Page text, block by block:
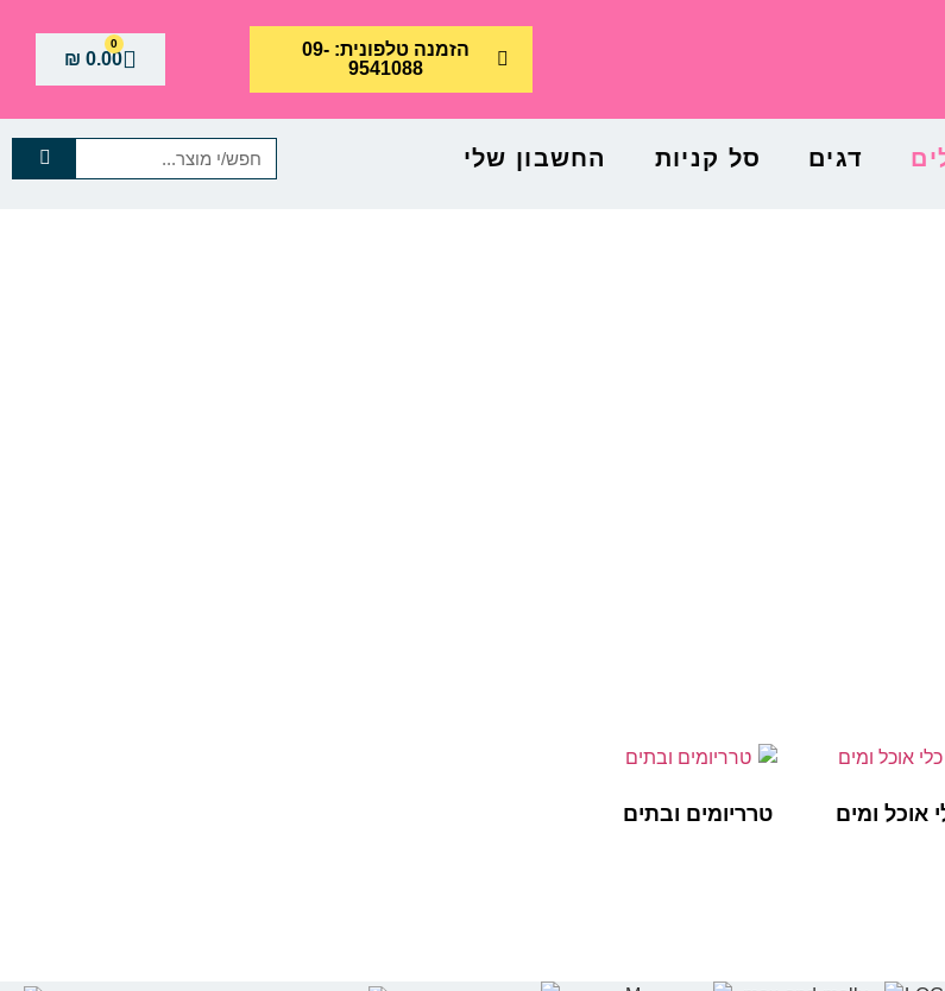
הזמנה טלפונית: 09-
9541088
₪ 0.00
0
דגים סל קניות החשבון שלי
אוכל ומים טרריומים ובתים